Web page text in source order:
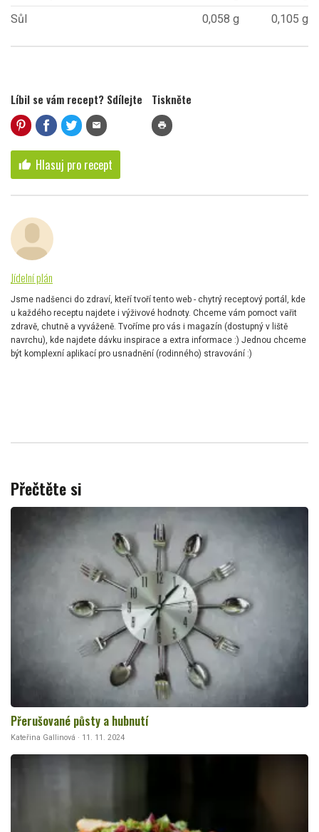
Sůl
0,058 g 0,105 g
Líbil se vám recept? Sdílejte
mail
Tiskněte
print
thumb_up Hlasuj pro recept
Jídelní plán
Jsme nadšenci do zdraví, kteří tvoří tento web - chytrý receptový portál, kde
u každého receptu najdete i výživové hodnoty. Chceme vám pomoct vařit
zdravě, chutně a vyváženě. Tvoříme pro vás i magazín (dostupný v liště
navrchu), kde najdete dávku inspirace a extra informace :) Jednou chceme
být komplexní aplikací pro usnadnění (rodinného) stravování :)
Přečtěte si
Přerušované půsty a hubnutí
Kateřina Gallinová · 11. 11. 2024